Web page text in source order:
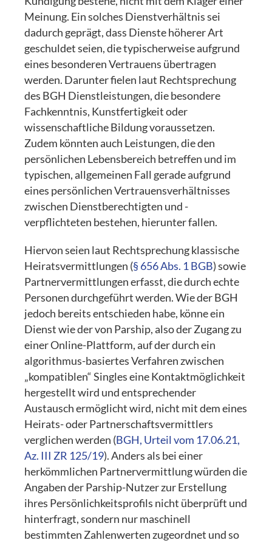
Meinung. Ein solches Dienstverhältnis sei
dadurch geprägt, dass Dienste höherer Art
geschuldet seien, die typischerweise aufgrund
eines besonderen Vertrauens übertragen
werden. Darunter fielen laut Rechtsprechung
des BGH Dienstleistungen, die besondere
Fachkenntnis, Kunstfertigkeit oder
wissenschaftliche Bildung voraussetzen.
Zudem könnten auch Leistungen, die den
persönlichen Lebensbereich betreffen und im
typischen, allgemeinen Fall gerade aufgrund
eines persönlichen Vertrauensverhältnisses
zwischen Dienstberechtigten und -
verpflichteten bestehen, hierunter fallen.
Hiervon seien laut Rechtsprechung klassische
Heiratsvermittlungen (§ 656 Abs. 1 BGB) sowie
Partnervermittlungen erfasst, die durch echte
Personen durchgeführt werden. Wie der BGH
jedoch bereits entschieden habe, könne ein
Dienst wie der von Parship, also der Zugang zu
einer Online-Plattform, auf der durch ein
algorithmus-basiertes Verfahren zwischen
„kompatiblen“ Singles eine Kontaktmöglichkeit
hergestellt wird und entsprechender
Austausch ermöglicht wird, nicht mit dem eines
Heirats- oder Partnerschaftsvermittlers
verglichen werden (BGH, Urteil vom 17.06.21,
Az. III ZR 125/19). Anders als bei einer
herkömmlichen Partnervermittlung würden die
Angaben der Parship-Nutzer zur Erstellung
ihres Persönlichkeitsprofils nicht überprüft und
hinterfragt, sondern nur maschinell
bestimmten Zahlenwerten zugeordnet und so